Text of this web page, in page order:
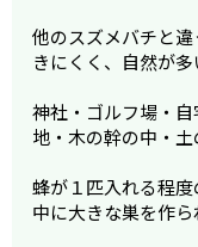
他のスズメバチと
きにくく、自然が多
神社・ゴルフ場・
地・木の幹の中・土
蜂が１匹入れる程
中に大きな巣を作ら